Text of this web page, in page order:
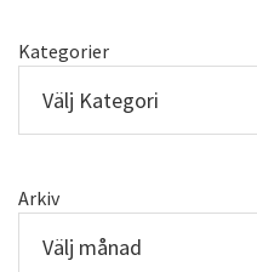
Kategorier
Arkiv